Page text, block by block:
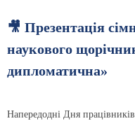
🎥 Презентація
наукового
дипломатична»
Напередодні Дня